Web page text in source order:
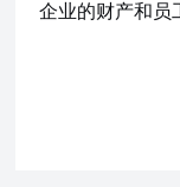
企业的财产和员